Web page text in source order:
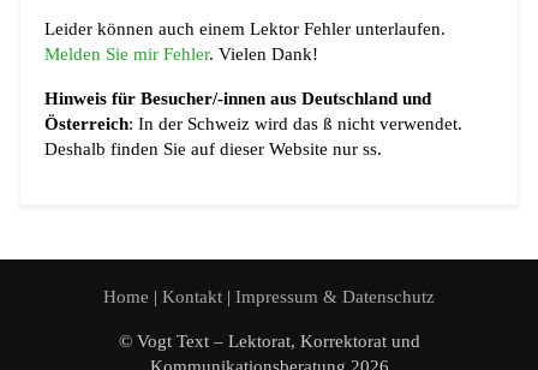
Leider können auch einem Lektor Fehler unterlaufen.
Melden Sie mir Fehler. Vielen Dank!
Hinweis für Besucher/-innen aus Deutschland und
Österreich: In der Schweiz wird das ß nicht verwendet.
Deshalb finden Sie auf dieser Website nur ss.
Home | Kontakt | Impressum & Datenschutz
© Vogt Text – Lektorat, Korrektorat und
Kommunikationsberatung 2026